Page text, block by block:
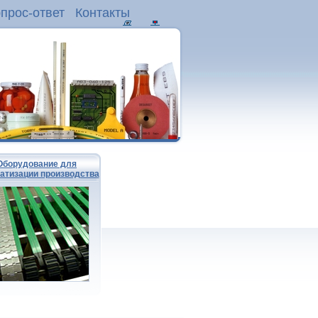
ответ Контакты
для
производства